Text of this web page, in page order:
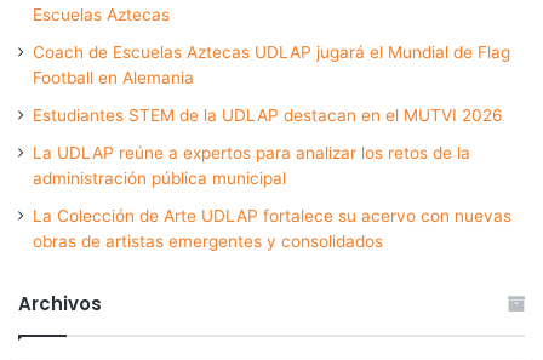
Escuelas Aztecas
Coach de Escuelas Aztecas UDLAP jugará el Mundial de Flag
Football en Alemania
Estudiantes STEM de la UDLAP destacan en el MUTVI 2026
La UDLAP reúne a expertos para analizar los retos de la
administración pública municipal
La Colección de Arte UDLAP fortalece su acervo con nuevas
obras de artistas emergentes y consolidados
Archivos